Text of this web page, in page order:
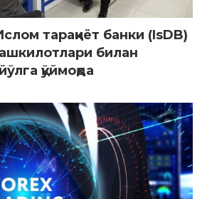
тараққиёт банки (IsDB)
билан
қўймоқда